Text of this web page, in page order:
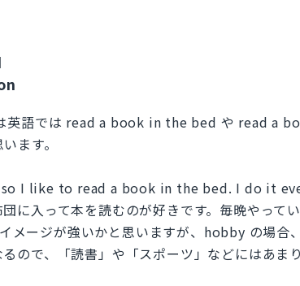
は英語では read a book in the bed や read a
ます。
I like to read a book in the bed. I do it
に入って本を読むのが好きです。毎晩やってい
ージが強いかと思いますが、hobby の場合
ので、「読書」や「スポーツ」などにはあま